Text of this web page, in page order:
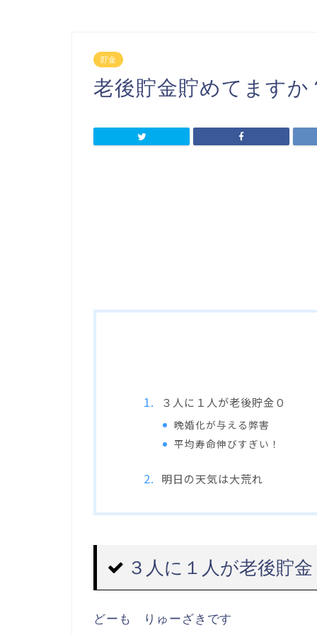
貯金
老後貯金貯めてますか
３人に１人が老後貯金０
晩婚化が与える弊害
平均寿命伸びすぎい！
明日の天気は大荒れ